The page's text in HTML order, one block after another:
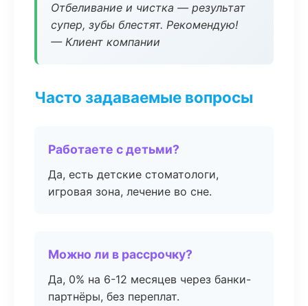
Отбеливание и чистка — результат
супер, зубы блестят. Рекомендую!
— Клиент компании
Часто задаваемые вопросы
Работаете с детьми?
Да, есть детские стоматологи,
игровая зона, лечение во сне.
Можно ли в рассрочку?
Да, 0% на 6-12 месяцев через банки-
партнёры, без переплат.